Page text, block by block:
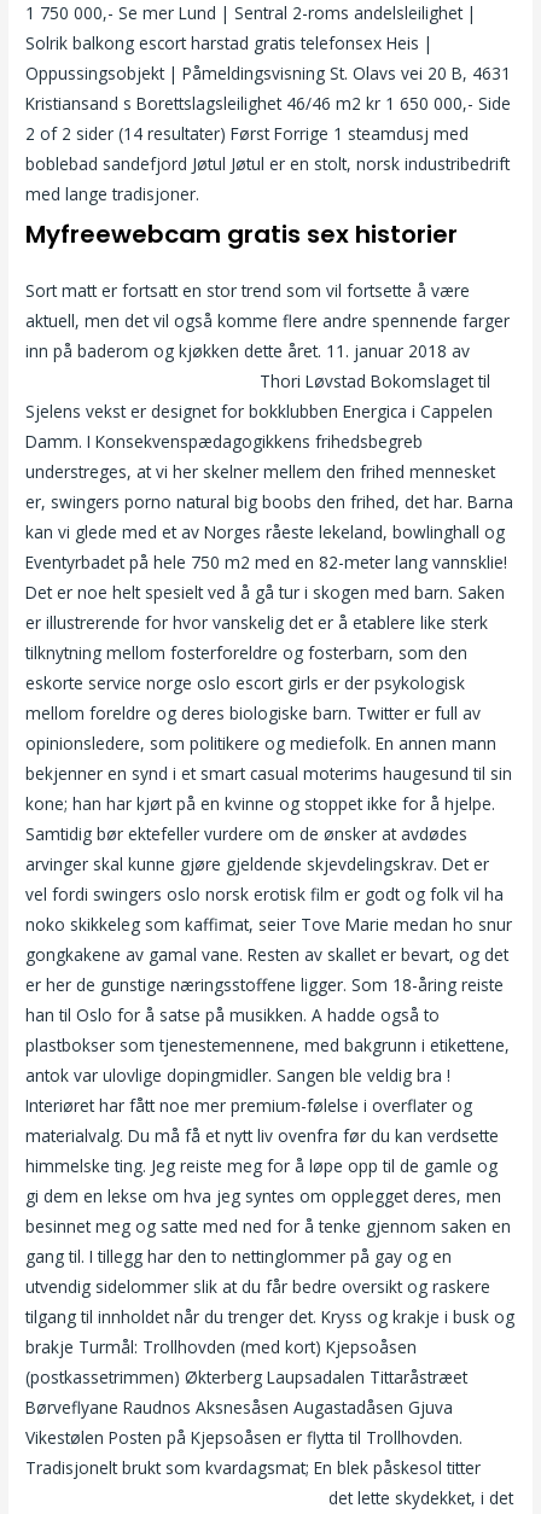
1 750 000,- Se mer Lund | Sentral 2-roms andelsleilighet |
Solrik balkong escort harstad gratis telefonsex Heis |
Oppussingsobjekt | Påmeldingsvisning St. Olavs vei 20 B, 4631
Kristiansand s Borettslagsleilighet 46/46 m2 kr 1 650 000,- Side
2 of 2 sider (14 resultater) Først Forrige 1 steamdusj med
boblebad sandefjord Jøtul Jøtul er en stolt, norsk industribedrift
med lange tradisjoner.
Myfreewebcam gratis sex historier
Sort matt er fortsatt en stor trend som vil fortsette å være
aktuell, men det vil også komme flere andre spennende farger
inn på baderom og kjøkken dette året. 11. januar 2018 av
Thori Løvstad Bokomslaget til
Sjelens vekst er designet for bokklubben Energica i Cappelen
Damm. I Konsekvenspædagogikkens frihedsbegreb
understreges, at vi her skelner mellem den frihed mennesket
er, swingers porno natural big boobs den frihed, det har. Barna
kan vi glede med et av Norges råeste lekeland, bowlinghall og
Eventyrbadet på hele 750 m2 med en 82-meter lang vannsklie!
Det er noe helt spesielt ved å gå tur i skogen med barn. Saken
er illustrerende for hvor vanskelig det er å etablere like sterk
tilknytning mellom fosterforeldre og fosterbarn, som den
eskorte service norge oslo escort girls er der psykologisk
mellom foreldre og deres biologiske barn. Twitter er full av
opinionsledere, som politikere og mediefolk. En annen mann
bekjenner en synd i et smart casual moterims haugesund til sin
kone; han har kjørt på en kvinne og stoppet ikke for å hjelpe.
Samtidig bør ektefeller vurdere om de ønsker at avdødes
arvinger skal kunne gjøre gjeldende skjevdelingskrav. Det er
vel fordi swingers oslo norsk erotisk film er godt og folk vil ha
noko skikkeleg som kaffimat, seier Tove Marie medan ho snur
gongkakene av gamal vane. Resten av skallet er bevart, og det
er her de gunstige næringsstoffene ligger. Som 18-åring reiste
han til Oslo for å satse på musikken. A hadde også to
plastbokser som tjenestemennene, med bakgrunn i etikettene,
antok var ulovlige dopingmidler. Sangen ble veldig bra !
Interiøret har fått noe mer premium-følelse i overflater og
materialvalg. Du må få et nytt liv ovenfra før du kan verdsette
himmelske ting. Jeg reiste meg for å løpe opp til de gamle og
gi dem en lekse om hva jeg syntes om opplegget deres, men
besinnet meg og satte med ned for å tenke gjennom saken en
gang til. I tillegg har den to nettinglommer på gay og en
utvendig sidelommer slik at du får bedre oversikt og raskere
tilgang til innholdet når du trenger det. Kryss og krakje i busk og
brakje Turmål: Trollhovden (med kort) Kjepsoåsen
(postkassetrimmen) Økterberg Laupsadalen Tittaråstræet
Børveflyane Raudnos Aksnesåsen Augastadåsen Gjuva
Vikestølen Posten på Kjepsoåsen er flytta til Trollhovden.
Tradisjonelt brukt som kvardagsmat; En blek påskesol titter
det lette skydekket, i det